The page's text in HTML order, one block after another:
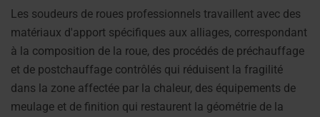
Les soudeurs de roues professionnels travaillent avec des
matériaux d'apport spécifiques aux alliages, correspondant
à la composition de la roue, des procédés de préchauffage
et de postchauffage contrôlés qui réduisent la fragilité
dans la zone affectée par la chaleur, des équipements de
meulage et de finition qui restaurent la géométrie de la